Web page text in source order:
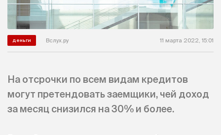
деньги Вслух.ру 11 марта 2022, 15:01
На отсрочки по всем видам кредитов
могут претендовать заемщики, чей доход
за месяц снизился на 30% и более.